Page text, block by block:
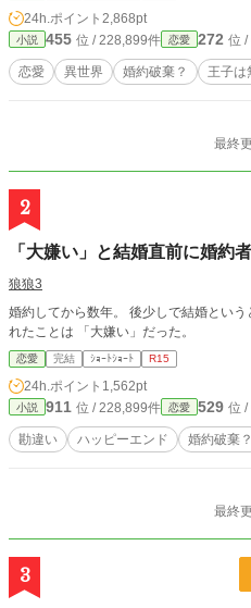
24h.ポイント 2,868pt
小説 455 位 / 228,899件 恋愛 272 位
恋愛 異世界 婚約破棄？ 王子は
最終
2
「大嫌い」と結婚直前に婚約
狼狼3
婚約してから数年。 後少しで結婚というときに、婚約者から呼び出されて言わ
れたことは 「大嫌い」だった。
恋愛 完結 ｼｮｰﾄｼｮｰﾄ R15
24h.ポイント 1,562pt
小説 911 位 / 228,899件 恋愛 529 位
勘違い ハッピーエンド 婚約破棄？
最終
3